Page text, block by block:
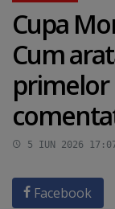
Cupa
Cum
primelor
5 IUN 2026
Facebook